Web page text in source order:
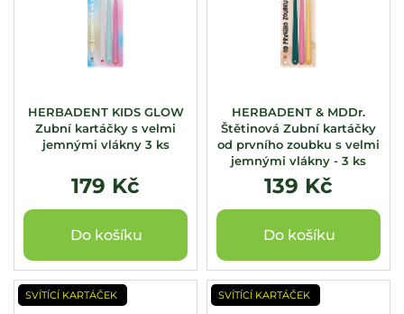
HERBADENT KIDS GLOW
Zubní kartáčky s velmi
jemnými vlákny 3 ks
179 Kč
Do košíku
HERBADENT & MDDr.
Štětinová Zubní kartáčky
od prvního zoubku s velmi
jemnými vlákny - 3 ks
139 Kč
Do košíku
SVÍTÍCÍ KARTÁČEK SVÍTÍCÍ KARTÁČEK